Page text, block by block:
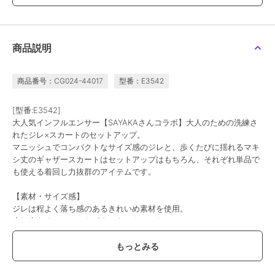
商品説明
商品番号：CG024-44017 型番：E3542
[型番:E3542]
大人気インフルエンサー【SAYAKAさんコラボ】大人のための洗練さ
れたジレ×スカートのセットアップ。
マニッシュでコンパクトなサイズ感のジレと、歩くたびに揺れるマキ
シ丈のギャザースカートはセットアップはもちろん、それぞれ単品で
も使える着回し力抜群のアイテムです。
【素材・サイズ感】
ジレは程よく落ち感のあるきれいめ素材を使用。
少し大きめのフロントボタンをアクセントに。
スカートは綿混のハリのある素材でふんわりとしたシルエットをキー
スカートは裏地つきで透けにくく、ウエストはゴム仕様で着脱がしや